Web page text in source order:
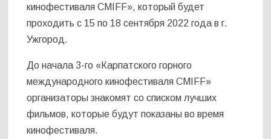
кинофестиваля CMIFF», который будет
проходить с 15 по 18 сентября 2022 года в г.
Ужгород.
До начала 3-го «Карпатского горного
международного кинофестиваля CMIFF»
организаторы знакомят со списком лучших
фильмов, которые будут показаны во время
кинофестиваля.